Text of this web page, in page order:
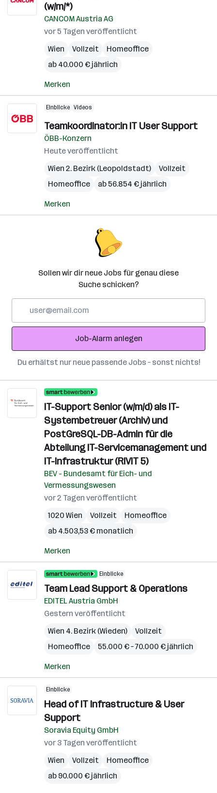
(w/m/*)
CANCOM Austria AG
vor 5 Tagen veröffentlicht
Wien
Vollzeit
Homeoffice
ab 40.000 € jährlich
Merken
Einblicke Videos
Teamkoordinator:in IT User Support
ÖBB-Konzern
Heute veröffentlicht
Wien 2. Bezirk (Leopoldstadt)
Vollzeit
Homeoffice
ab 56.854 € jährlich
Merken
Sollen wir dir neue Jobs für genau diese
Suche schicken?
Adresse
Job-Alarm anlegen
Du erhältst nur neue passende Jobs – sonst nichts!
IT-Support Senior (w/m/d) als IT-
Systembetreuer (Archiv) und
PostGreSQL-DB-Admin für die
Abteilung IT-Servicemanagement und
IT-Infrastruktur (RIVIT 5)
BEV - Bundesamt für Eich- und
Vermessungswesen
vor 2 Tagen veröffentlicht
1020 Wien
Vollzeit
Homeoffice
ab 4.503,53 € monatlich
Merken
Einblicke
Team Lead Support & Operations
EDITEL Austria GmbH
Gestern veröffentlicht
Wien 4. Bezirk (Wieden)
Vollzeit
Homeoffice
55.000 € – 70.000 € jährlich
Merken
Einblicke
Head of IT Infrastructure & User
Support
Soravia Equity GmbH
vor 3 Tagen veröffentlicht
Wien
Vollzeit
Homeoffice
ab 90.000 € jährlich